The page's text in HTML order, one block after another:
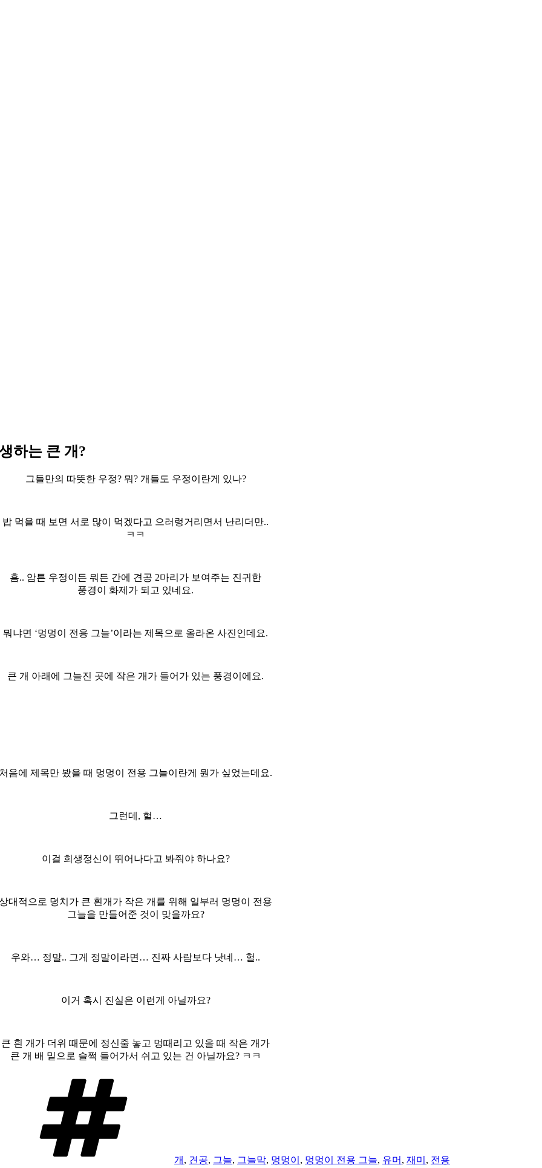
하는 큰 개?
그들만의 따뜻한 우정? 뭐? 개들도 우정이란게 있나?
밥 먹을 때 보면 서로 많이 먹겠다고 으러렁거리면서 난리더만..
ㅋㅋ
흠.. 암튼 우정이든 뭐든 간에 견공 2마리가 보여주는 진귀한
풍경이 화제가 되고 있네요.
뭐냐면 ‘멍멍이 전용 그늘’이라는 제목으로 올라온 사진인데요.
큰 개 아래에 그늘진 곳에 작은 개가 들어가 있는 풍경이에요.
음에 제목만 봤을 때 멍멍이 전용 그늘이란게 뭔가 싶었는데요.
그런데, 헐…
이걸 희생정신이 뛰어나다고 봐줘야 하나요?
대적으로 덩치가 큰 흰개가 작은 개를 위해 일부러 멍멍이 전용
그늘을 만들어준 것이 맞을까요?
우와… 정말.. 그게 정말이라면… 진짜 사람보다 낫네… 헐..
이거 혹시 진실은 이런게 아닐까요?
큰 흰 개가 더위 때문에 정신줄 놓고 멍때리고 있을 때 작은 개가
큰 개 배 밑으로 슬쩍 들어가서 쉬고 있는 건 아닐까요? ㅋㅋ
개 , 견공, 그늘, 그늘막, 멍멍이 , 멍멍이 전용 그늘, 유머 , 재미 , 전용